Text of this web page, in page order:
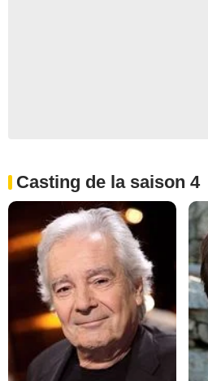
Casting de la saison 4